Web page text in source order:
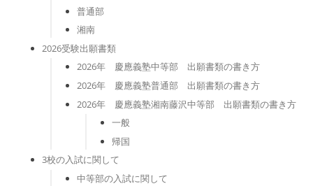
普通部
湘南
2026受験出願書類
2026年 慶應義塾中等部 出願書類の書き方
2026年 慶應義塾普通部 出願書類の書き方
2026年 慶應義塾湘南藤沢中等部 出願書類の書き方
一般
帰国
3校の入試に関して
中等部の入試に関して